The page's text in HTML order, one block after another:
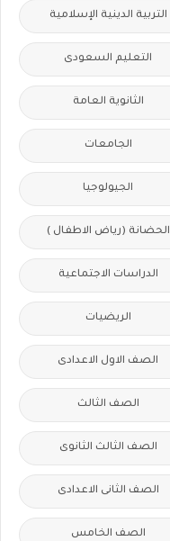
التربية الدينية الإسلامية
التعليم السعودى
الثانوية العامة
الجامعات
الجيولوجيا
الحضانة (رياض الاطفال )
الدراسات الاجتماعية
الريضيات
الصف الاول الاعدادى
الصف الثالث
الصف الثالث الثانوى
الصف الثانى الاعدادى
الصف الخامس